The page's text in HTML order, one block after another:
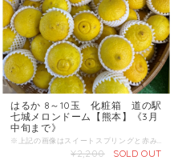
はるか 8～10玉 化粧箱 道の駅
七城メロンドーム【熊本】《3月
中旬まで》
¥2,200 SOLD OUT